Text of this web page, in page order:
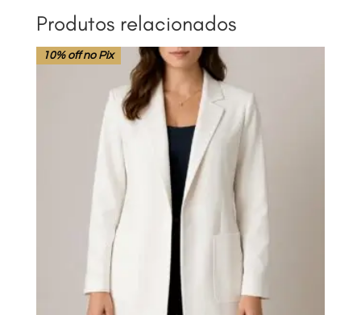
Produtos relacionados
10% off no Pix